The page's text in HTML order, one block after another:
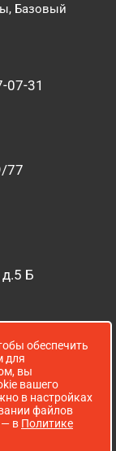
Базовый
07-31
77
Б
А
обеспечить
для
вы
вашего
в настройках
файлов
— в Политике